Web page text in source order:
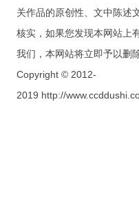
关作品的原创性、文中陈述
核实，如果您发现本网站上
我们，本网站将立即予以删
Copyright © 2012-
2019 http://